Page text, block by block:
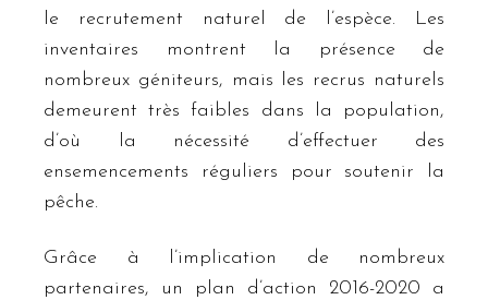
le recrutement naturel de l’espèce. Les
inventaires montrent la présence de
nombreux géniteurs, mais les recrus naturels
demeurent très faibles dans la population,
d’où la nécessité d’effectuer des
ensemencements réguliers pour soutenir la
pêche.
Grâce à l’implication de nombreux
partenaires, un plan d’action 2016-2020 a